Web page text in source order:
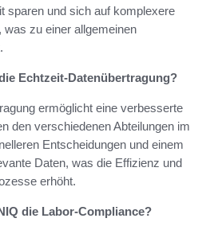
sparen und sich auf komplexere
zu einer allgemeinen
Echtzeit-Datenübertragung?
ermöglicht eine verbesserte
den verschiedenen Abteilungen im
Entscheidungen und einem
Daten, was die Effizienz und
erhöht.
die Labor-Compliance?